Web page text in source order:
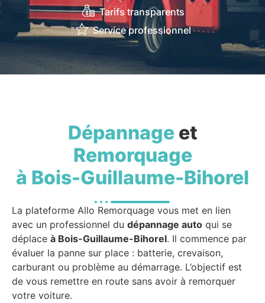
Tarifs transparents
Service professionnel
Dépannageet
Remorquage
à Bois-Guillaume-Bihorel
La plateforme Allo Remorquage vous met en lien
avec un professionnel du dépannage auto qui se
déplace à Bois-Guillaume-Bihorel. Il commence par
évaluer la panne sur place : batterie, crevaison,
carburant ou problème au démarrage. L’objectif est
de vous remettre en route sans avoir à remorquer
votre voiture.